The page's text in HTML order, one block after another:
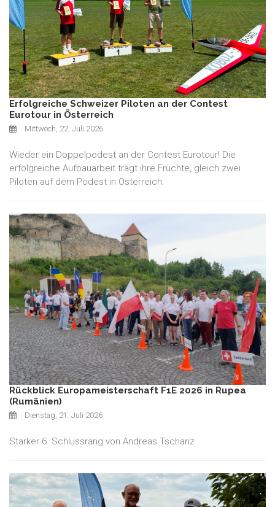
Erfolgreiche Schweizer Piloten an der Contest
Eurotour in Österreich
Mittwoch, 22. Juli 2026
Wieder ein Doppelpodest an der Contest Eurotour! Die
erfolgreiche Aufbauarbeit trägt ihre Früchte, gleich zwei
Piloten auf dem Podest in Österreich.
Rückblick Europameisterschaft F1E 2026 in Rupea
(Rumänien)
Dienstag, 21. Juli 2026
Starker 6. Schlussrang von Andreas Tschanz